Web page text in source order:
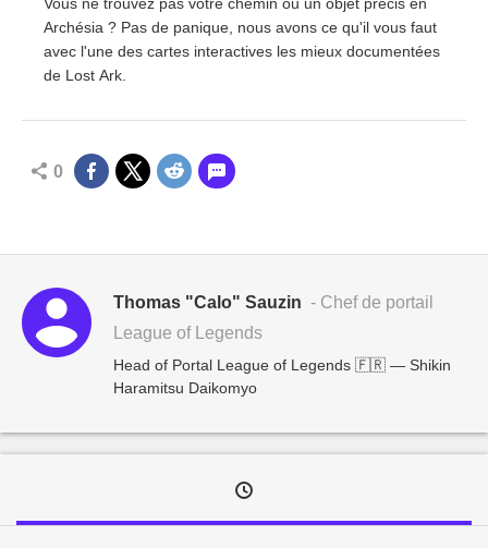
Vous ne trouvez pas votre chemin ou un objet précis en
Archésia ? Pas de panique, nous avons ce qu'il vous faut
avec l'une des cartes interactives les mieux documentées
de Lost Ark.
0
Thomas "Calo" Sauzin - Chef de portail
League of Legends
Head of Portal League of Legends 🇫🇷 — Shikin
Haramitsu Daikomyo